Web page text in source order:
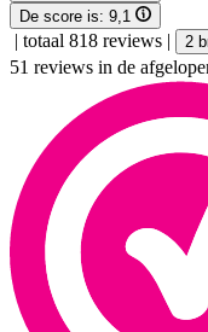
De score is: 9,1
| totaal 818 reviews | 2
51 reviews in de